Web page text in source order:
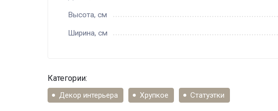
Высота, см
Ширина, см
Категории:
Декор интерьера Хрупкое Статуэтки